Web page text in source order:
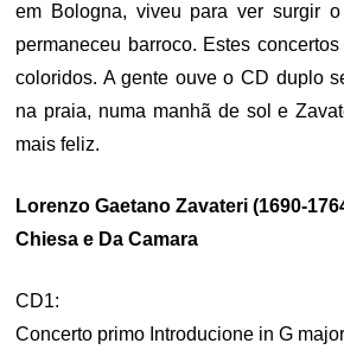
em Bologna, viveu para ver surgir
permaneceu barroco. Estes
coloridos. A gente ouve o CD duplo
na praia, numa manhã de sol e
mais feliz.
Lorenzo Gaetano Zavateri (1690-
Chiesa e Da Camara
CD1:
Concerto primo Introducione in G